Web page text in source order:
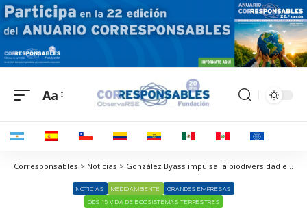
Aa
Corresponsables > Noticias > González Byass impulsa la biodiversidad en Cádiz con su proyecto “VIDas”
NOTICIAS MEDIOAMBIENTE
GRANDES EMPRESAS
ODS 15 VIDA DE ECOSISTEMAS TERRESTRES